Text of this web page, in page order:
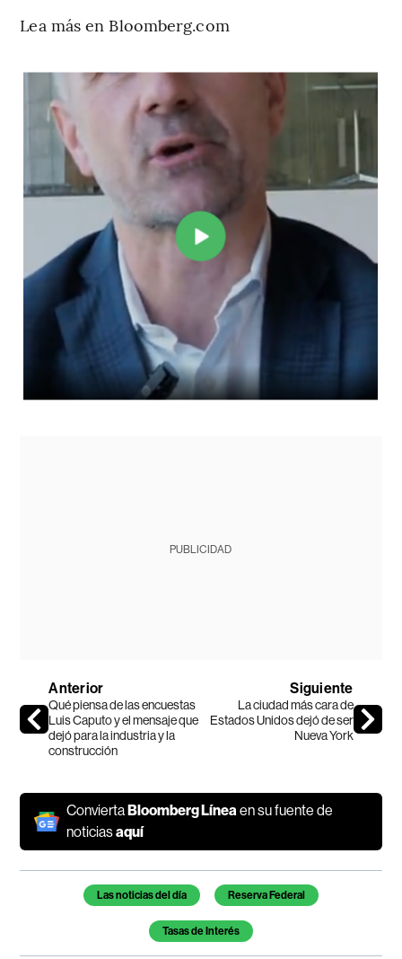
Lea más en Bloomberg.com
PUBLICIDAD
Anterior
Qué piensa de las encuestas
Luis Caputo y el mensaje que
dejó para la industria y la
construcción
Siguiente
La ciudad más cara de
Estados Unidos dejó de ser
Nueva York
ConviertaBloomberg Líneaen su fuente de
noticiasaquí
Temas de este artículo
Las noticias del día Reserva Federal
Tasas de Interés